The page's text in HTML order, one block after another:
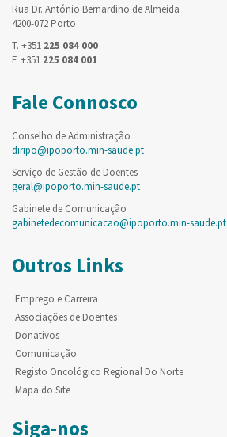
Rua Dr. António Bernardino de Almeida
4200-072 Porto
T. +351 225 084 000
F. +351 225 084 001
Fale Connosco
Conselho de Administração
diripo@ipoporto.min-saude.pt
Serviço de Gestão de Doentes
geral@ipoporto.min-saude.pt
Gabinete de Comunicação
gabinetedecomunicacao@ipoporto.min-saude.pt
Outros Links
Emprego e Carreira
Associações de Doentes
Donativos
Comunicação
Registo Oncológico Regional Do Norte
Mapa do Site
Siga-nos